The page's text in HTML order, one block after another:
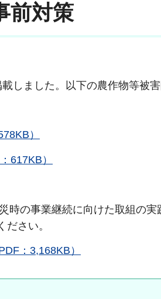
前対策
しました。以下の農作物等被
）
617KB）
の事業継続に向けた取組の実
さい。
：3,168KB）